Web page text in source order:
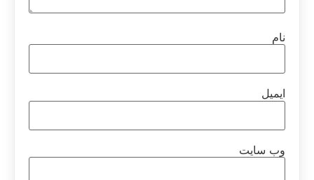
نام
ایمیل
وب‌ سایت